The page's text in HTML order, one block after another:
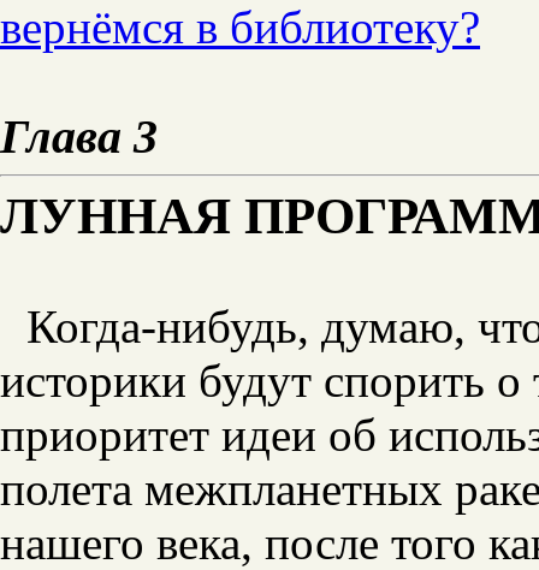
вернёмся в библиотеку?
Глава 3
ЛУННАЯ
Когда-нибудь, думаю,
историки будут спорить
приоритет идеи об
полета межпланетных
нашего века, после того